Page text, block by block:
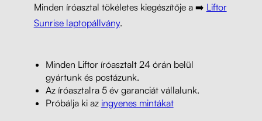
Minden íróasztal tökéletes kiegészítője a ➡️ Liftor
Sunrise laptopállvány.
Minden Liftor íróasztalt 24 órán belül
gyártunk és postázunk.
Az íróasztalra 5 év garanciát vállalunk.
Próbálja ki az ingyenes mintákat